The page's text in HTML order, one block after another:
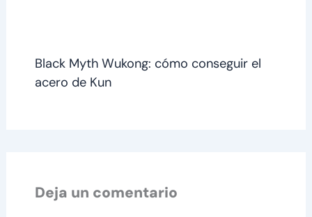
Black Myth Wukong: cómo conseguir el
acero de Kun
Deja un comentario